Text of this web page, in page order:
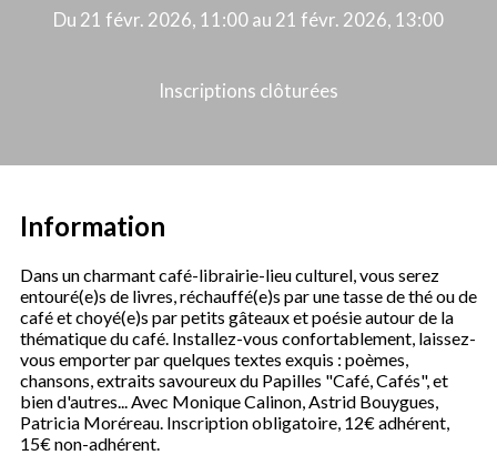
Du 21 févr. 2026, 11:00 au 21 févr. 2026, 13:00
Inscriptions clôturées
Information
Dans un charmant café-librairie-lieu culturel, vous serez
entouré(e)s de livres, réchauffé(e)s par une tasse de thé ou de
café et choyé(e)s par petits gâteaux et poésie autour de la
thématique du café. Installez-vous confortablement, laissez-
vous emporter par quelques textes exquis : poèmes,
chansons, extraits savoureux du Papilles "Café, Cafés", et
bien d'autres... Avec Monique Calinon, Astrid Bouygues,
Patricia Moréreau. Inscription obligatoire, 12€ adhérent,
15€ non-adhérent.